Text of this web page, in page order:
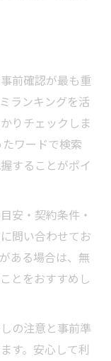
前確認が最も重
ランキングを活
りチェックしま
ワードで検索
することがポイ
安・契約条件・
問い合わせてお
ある場合は、無
とをおすすめし
の注意と事前準
す。安心して利